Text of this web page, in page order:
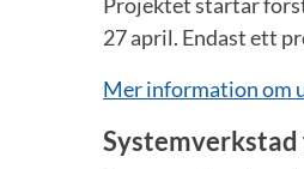
27 april. Endast ett
Mer information om